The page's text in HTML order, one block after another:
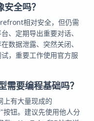
全吗？
相对安全，但仍需
、定期导出重要对话、
数据泄露、突然关闭、
，重要工作使用官方服
要编程基础吗？
上有大量现成的
钮。建议先使用他人分